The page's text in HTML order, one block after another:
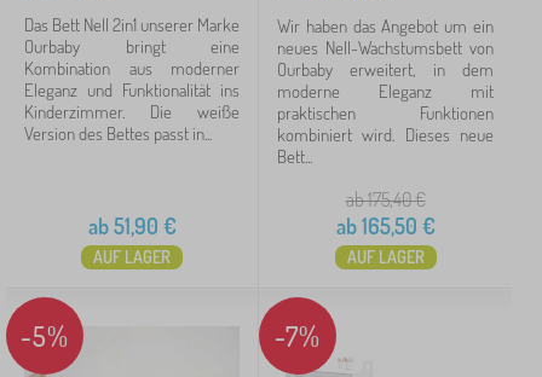
Das Bett Nell 2in1 unserer Marke
Ourbaby bringt eine
Kombination aus moderner
Eleganz und Funktionalität ins
Kinderzimmer. Die weiße
Version des Bettes passt in...
ab51,90 €
AUF LAGER
Wir haben das Angebot um ein
neues Nell-Wachstumsbett von
Ourbaby erweitert, in dem
moderne Eleganz mit
praktischen Funktionen
kombiniert wird. Dieses neue
Bett...
ab 175,40€
ab165,50 €
AUF LAGER
-5% -7%